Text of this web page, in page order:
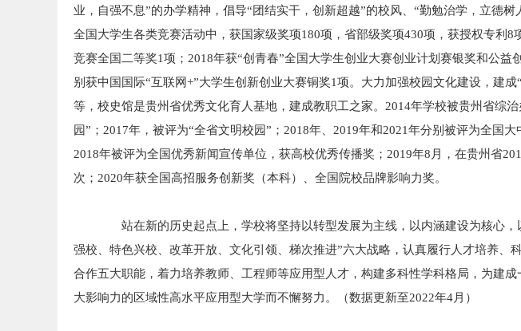
业，自强不息”的办学精神，倡导“团结实干，创新超越”的校风、“勤勉治学，立德
全国大学生各类竞赛活动中，获国家级奖项180项，省部级奖项430项，获授权专利8
竞赛全国二等奖1项；2018年获“创青春”全国大学生创业大赛创业计划赛银奖和公益
别获中国国际“互联网+”大学生创新创业大赛铜奖1项。大力加强校园文化建设，建
等，校史馆是贵州省优秀文化育人基地，建成教职工之家。2014年学校被贵州省综
园”；2017年，被评为“全省文明校园”；2018年、2019年和2021年分别被评为全国
2018年被评为全国优秀新闻宣传单位，获高校优秀传播奖；2019年8月，在贵州省
次；2020年获全国高招服务创新奖（本科）、全国院校品牌影响力奖。
站在新的历史起点上，学校将坚持以转型发展为主线，以内涵建设为核心，
强校、特色兴校、改革开放、文化引领、梯次推进”六大战略，认真履行人才培养、
合作五大职能，着力培养教师、工程师等应用型人才，构建多科性学科格局，为建
大影响力的区域性高水平应用型大学而不懈努力。（数据更新至2022年4月）